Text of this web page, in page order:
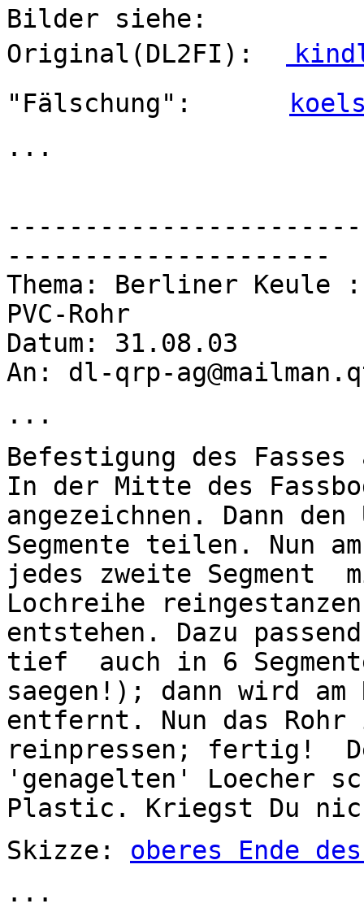
Bilder siehe:
Original(DL2FI):
"Fälschung":
...
---------------------
Thema: Berliner Keule :
PVC-Rohr
Datum: 31.08.03
An: dl-qrp-
...
Befestigung des Fasses
In der Mitte des
angezeichnen. Dann
Segmente teilen. Nun
jedes zweite Segment
Lochreihe
entstehen. Dazu
tief auch in 6
saegen!); dann wird am
entfernt. Nun das
reinpressen; fertig!
'genagelten' Loecher
Plastic. Kriegst Du
Skizze: oberes Ende
...